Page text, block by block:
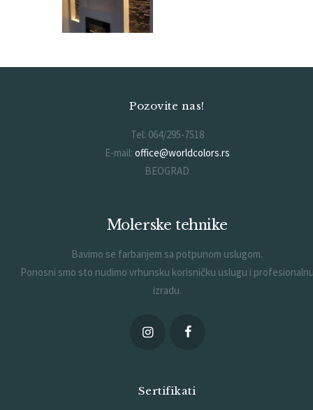
Pozovite nas!
Tel: 064/295-7518
E-mail: office@worldcolors.rs
BEOGRAD
Molerske tehnike
Bavimo se farbanjem sa potpunom uslugom.
Ponosni smo sto nudimo vrhunsku korisničku uslugu i
izradu.
Sertifikati